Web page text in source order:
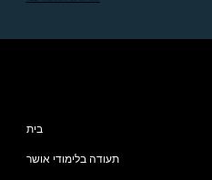
בית
תעודה בלימודי אושר